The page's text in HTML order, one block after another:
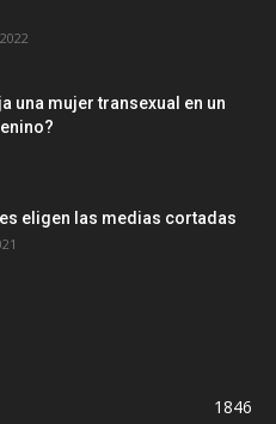
una mujer transexual en un
eligen las medias cortadas
1846